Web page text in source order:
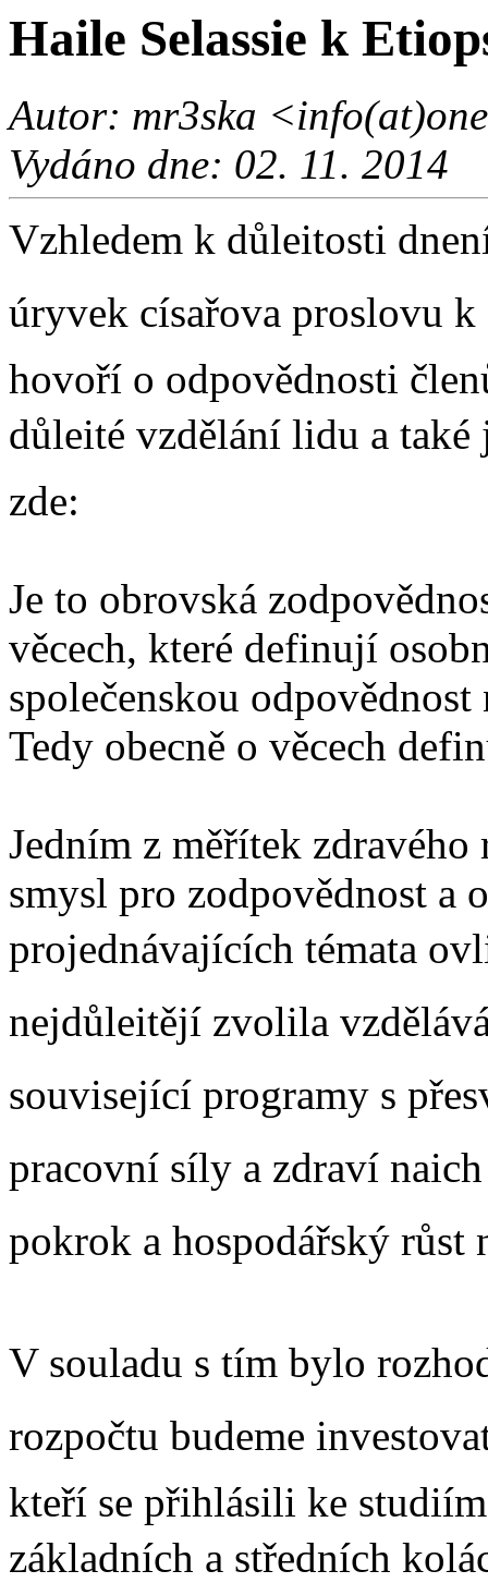
Haile Selassie k
Autor: mr3ska
Vydáno dne: 02. 11. 2014
Vzhledem k důleitosti
úryvek císařova proslovu k
hovoří o odpovědnosti
důleité vzdělání lidu a
zde:
Je to obrovská
věcech, které definují
společenskou
Tedy obecně o věcech
Jedním z měřítek
smysl pro zodpovědnost a
projednávajících témata
nejdůleitějí zvolila
související programy s
pracovní síly a zdraví
pokrok a hospodářský růst
V souladu s tím bylo
rozpočtu budeme
kteří se přihlásili ke
základních a středních